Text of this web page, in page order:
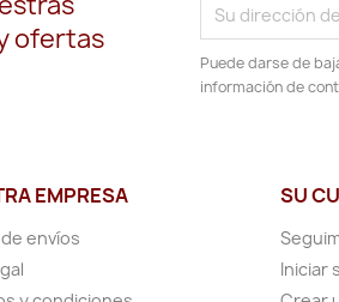
ofertas
Puede darse de
información de
EMPRESA
envíos
SU
Iniciar